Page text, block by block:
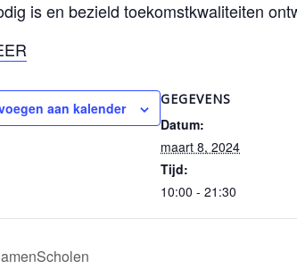
is en bezield toekomstkwaliteiten
aan kalender
GEGEVENS
Datum:
maart 8, 2024
Tijd:
10:00 - 21:30